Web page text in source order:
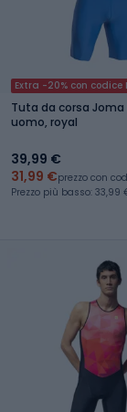
Extra -20% con codice
Tuta da corsa Joma
uomo, royal
39,99 €
31,99 €prezzo con
Prezzo più basso: 33,99